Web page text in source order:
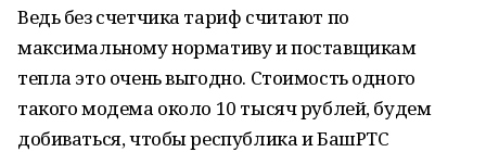
Ведь без счетчика тариф считают по
максимальному нормативу и поставщикам
тепла это очень выгодно. Стоимость одного
такого модема около 10 тысяч рублей, будем
добиваться, чтобы республика и БашРТС